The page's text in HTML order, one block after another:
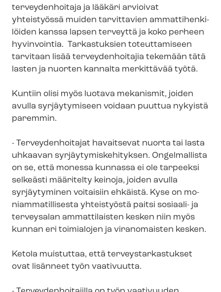
terveydenhoitaja ja lääkäri arvioivat
yhteistyössä muiden tarvittavien am­mat­ti­hen­ki­
löi­den kanssa lapsen terveyttä ja koko perheen
hyvinvointia. Tarkastuksien toteuttamiseen
tarvitaan lisää terveydenhoitajia tekemään tätä
lasten ja nuorten kannalta merkittävää työtä.
Kuntiin olisi myös luotava mekanismit, joiden
avulla syrjäytymiseen voidaan puuttua nykyistä
paremmin.
- Terveydenhoitajat havaitsevat nuorta tai lasta
uhkaavan syr­jäy­ty­mis­ke­hi­tyk­sen. Ongelmallista
on se, että monessa kunnassa ei ole tarpeeksi
selkeästi määritelty keinoja, joiden avulla
syrjäytyminen voitaisiin ehkäistä. Kyse on mo­
niam­ma­til­li­ses­ta yhteistyöstä paitsi sosiaali- ja
terveysalan ammattilaisten kesken niin myös
kunnan eri toimialojen ja viranomaisten kesken.
Ketola muistuttaa, että ter­veys­tar­kas­tuk­set
ovat lisänneet työn vaativuutta.